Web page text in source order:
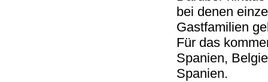
bei denen
Gastfamilien
Für das
Spanien,
Spanien.